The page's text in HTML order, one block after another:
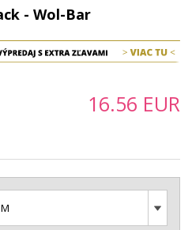
- Wol-Bar
16.56 EUR
M